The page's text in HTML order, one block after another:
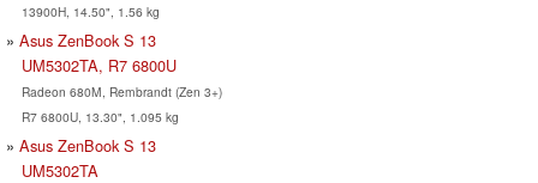
13900H, 14.50", 1.56 kg
Asus ZenBook S 13
UM5302TA, R7 6800U
Radeon 680M, Rembrandt (Zen 3+)
R7 6800U, 13.30", 1.095 kg
Asus ZenBook S 13
UM5302TA